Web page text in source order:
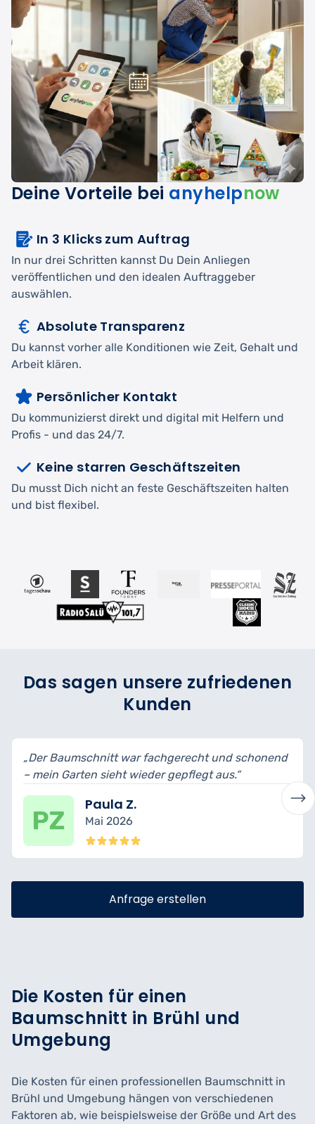
Deine Vorteile bei anyhelpnow
In 3 Klicks zum Auftrag
In nur drei Schritten kannst Du Dein Anliegen
veröffentlichen und den idealen Auftraggeber
auswählen.
Absolute Transparenz
Du kannst vorher alle Konditionen wie Zeit, Gehalt und
Arbeit klären.
Persönlicher Kontakt
Du kommunizierst direkt und digital mit Helfern und
Profis - und das 24/7.
Keine starren Geschäftszeiten
Du musst Dich nicht an feste Geschäftszeiten halten
und bist flexibel.
Das sagen unsere zufriedenen
Kunden
und schonend
aus.“
„Schnittformen wurden erklärt,
bin begeistert vom Ergebnis.“
Anfrage erstellen
Die Kosten für einen
Baumschnitt in Brühl und
Umgebung
Die Kosten für einen professionellen Baumschnitt in
Brühl und Umgebung hängen von verschiedenen
Faktoren ab, wie beispielsweise der Größe und Art des